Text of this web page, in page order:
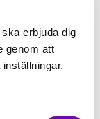
erbjuda dig
genom att